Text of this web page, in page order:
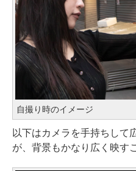
自撮り時のイメージ
以下はカメラを手持ちして
が、背景もかなり広く映す